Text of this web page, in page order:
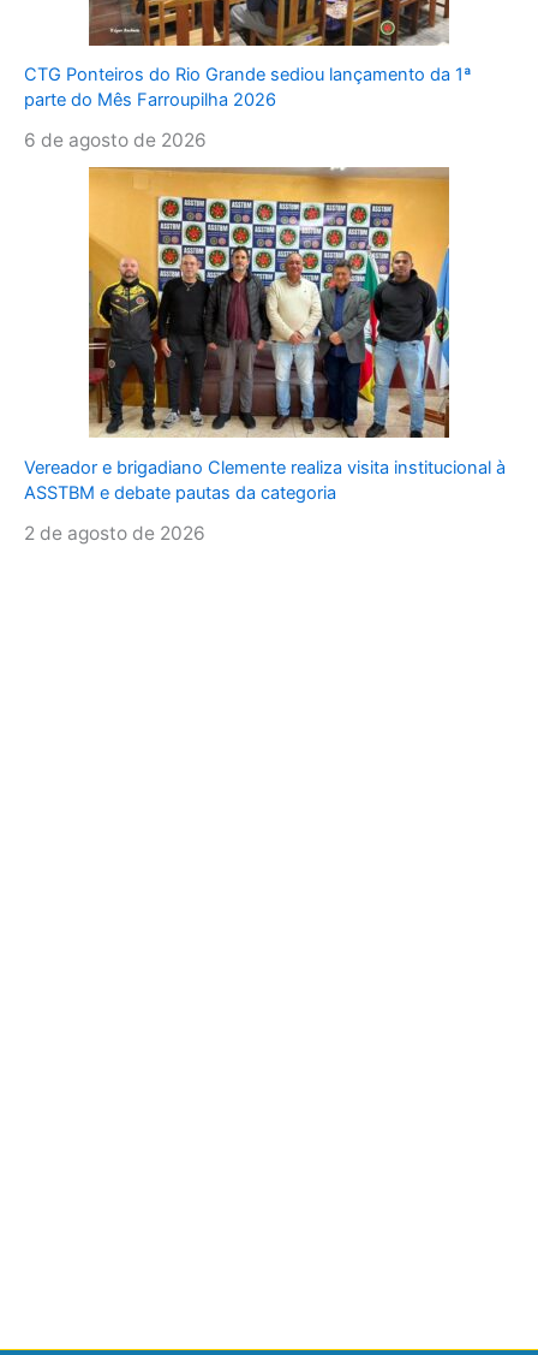
CTG Ponteiros do Rio Grande sediou lançamento da 1ª
parte do Mês Farroupilha 2026
6 de agosto de 2026
Vereador e brigadiano Clemente realiza visita institucional à
ASSTBM e debate pautas da categoria
2 de agosto de 2026